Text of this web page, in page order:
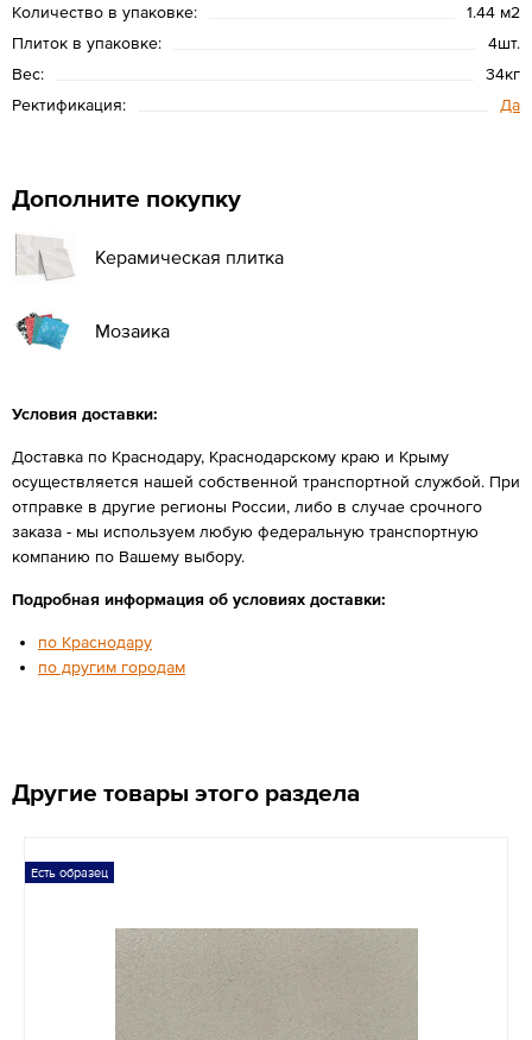
Количество в упаковке:
1.44 м2
Плиток в упаковке:
4шт.
Вес:
34кг
Ректификация:
Да
Дополните покупку
Керамическая плитка
Мозаика
Условия доставки:
Доставка по Краснодару, Краснодарскому краю и Крыму
осуществляется нашей собственной транспортной службой. При
отправке в другие регионы России, либо в случае срочного
заказа - мы используем любую федеральную транспортную
компанию по Вашему выбору.
Подробная информация об условиях доставки:
по Краснодару
по другим городам
Другие товары этого раздела
Есть образец